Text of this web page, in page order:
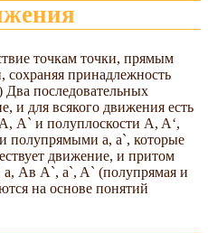
точкам точки, прямым
сохраняя принадлежность
последовательных
и для всякого движения есть
A` и полуплоскости A, A‘,
полупрямыми а, а`, которые
движение, и притом
Aв A`, a`, A` (полупрямая и
на основе понятий